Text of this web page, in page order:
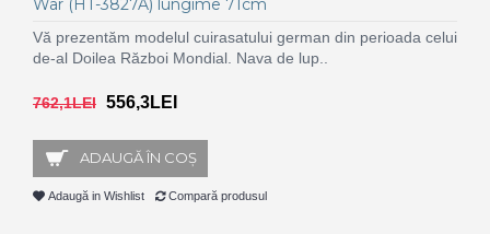
War (HT-3827A) lungime 71cm
Vă prezentăm modelul cuirasatului german din perioada celui
de-al Doilea Război Mondial. Nava de lup..
762,1LEI 556,3LEI
ADAUGĂ ÎN COŞ
Adaugă in Wishlist Compară produsul